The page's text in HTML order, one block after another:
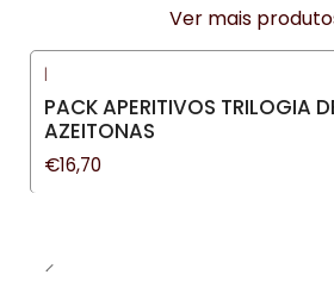
Ver mais
|
PACK APERITIVOS TRILOGIA
AZEITONAS
€16,70